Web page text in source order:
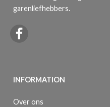
garenliefhebbers.
INFORMATION
Over ons